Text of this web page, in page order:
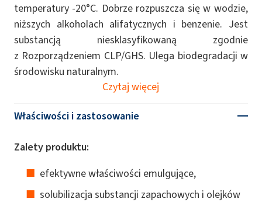
temperatury -20°C. Dobrze rozpuszcza się w wodzie,
niższych alkoholach alifatycznych i benzenie. Jest
substancją niesklasyfikowaną zgodnie
z Rozporządzeniem CLP/GHS. Ulega biodegradacji w
środowisku naturalnym.
Czytaj więcej
Właściwości i zastosowanie
Zalety produktu:
efektywne właściwości emulgujące,
solubilizacja substancji zapachowych i olejków